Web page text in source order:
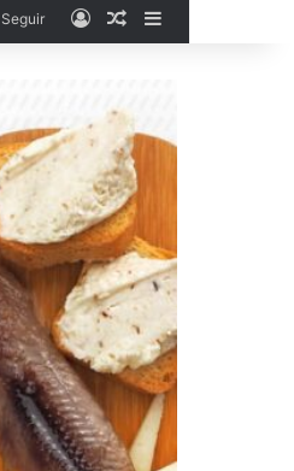
Seguir AccesoPublicación al